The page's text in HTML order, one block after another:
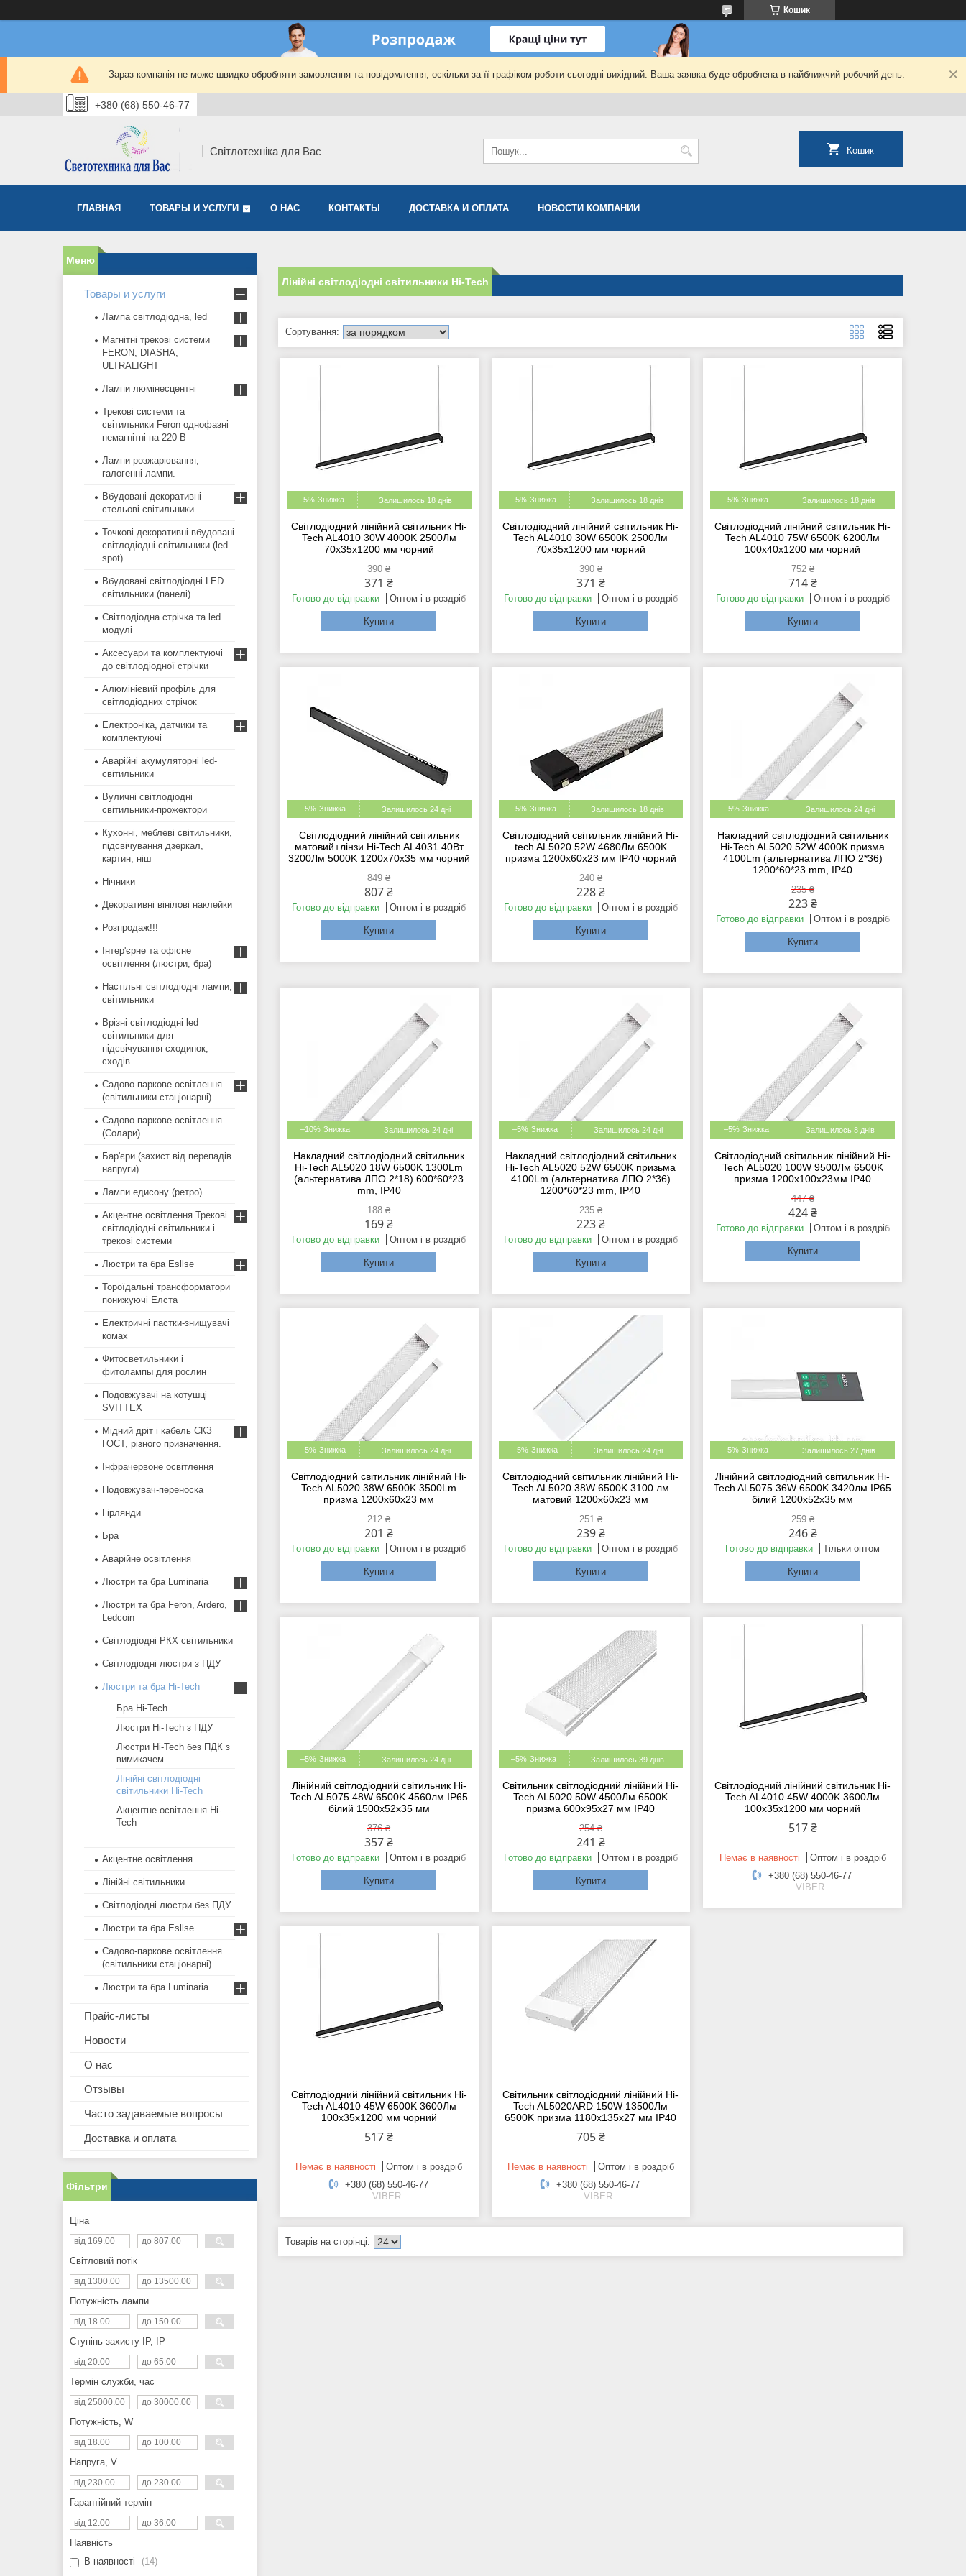
Кошик
Зараз компанія не може швидко обробляти замовлення та повідомлення, оскільки за її графіком роботи сьогодні вихідний. Ваша заявка буде оброблена в найближчий робочий день.
+380 (68) 550-46-77
Світлотехніка для Вас Кошик
ГЛАВНАЯ ТОВАРЫ И УСЛУГИ О НАС КОНТАКТЫ ДОСТАВКА И ОПЛАТА НОВОСТИ КОМПАНИИ
Лінійні світлодіодні світильники Hi-Tech
–5% Залишилось 18 днів
Світлодіодний лінійний світильник Hi-
Tech AL4010 30W 4000K 2500Лм
70х35х1200 мм чорний
390 ₴
371 ₴
Готово до відправки Оптом і в роздріб
Купити
–5% Залишилось 18 днів
Світлодіодний лінійний світильник Hi-
Tech AL4010 30W 6500K 2500Лм
70х35х1200 мм чорний
390 ₴
371 ₴
Готово до відправки Оптом і в роздріб
Купити
–5% Залишилось 18 днів
Світлодіодний лінійний світильник Hi-
Tech AL4010 75W 6500K 6200Лм
100х40х1200 мм чорний
752 ₴
714 ₴
Готово до відправки Оптом і в роздріб
Купити
–5% Залишилось 24 дні
Світлодіодний лінійний світильник
матовий+лінзи Hi-Tech AL4031 40Вт
3200Лм 5000K 1200х70х35 мм чорний
849 ₴
807 ₴
Готово до відправки Оптом і в роздріб
Купити
–5% Залишилось 18 днів
Світлодіодний світильник лінійний Hi-
tech AL5020 52W 4680Лм 6500K
призма 1200x60x23 мм IP40 чорний
240 ₴
228 ₴
Готово до відправки Оптом і в роздріб
Купити
–5% Залишилось 24 дні
Накладний світлодіодний світильник
Hi-Tech AL5020 52W 4000К призма
4100Lm (альтернатива ЛПО 2*36)
1200*60*23 mm, IP40
235 ₴
223 ₴
Готово до відправки Оптом і в роздріб
Купити
–10% Залишилось 24 дні
Накладний світлодіодний світильник
Hi-Tech AL5020 18W 6500K 1300Lm
(альтернатива ЛПО 2*18) 600*60*23
mm, IP40
188 ₴
169 ₴
Готово до відправки Оптом і в роздріб
Купити
–5% Залишилось 24 дні
Накладний світлодіодний світильник
Hi-Tech AL5020 52W 6500K призьма
4100Lm (альтернатива ЛПО 2*36)
1200*60*23 mm, IP40
235 ₴
223 ₴
Готово до відправки Оптом і в роздріб
Купити
–5% Залишилось 8 днів
Світлодіодний світильник лінійний Hi-
Tech AL5020 100W 9500Лм 6500K
призма 1200x100x23мм IP40
447 ₴
424 ₴
Готово до відправки Оптом і в роздріб
Купити
–5% Залишилось 24 дні
Світлодіодний світильник лінійний Hi-
Tech AL5020 38W 6500K 3500Lm
призма 1200x60x23 мм
212 ₴
201 ₴
Готово до відправки Оптом і в роздріб
Купити
–5% Залишилось 24 дні
Світлодіодний світильник лінійний Hi-
Tech AL5020 38W 6500K 3100 лм
матовий 1200х60х23 мм
251 ₴
239 ₴
Готово до відправки Оптом і в роздріб
Купити
–5% Залишилось 27 днів
Лінійний світлодіодний світильник Hi-
Tech AL5075 36W 6500K 3420лм IP65
білий 1200х52х35 мм
259 ₴
246 ₴
Готово до відправки Тільки оптом
Купити
–5% Залишилось 24 дні
Лінійний світлодіодний світильник Hi-
Tech AL5075 48W 6500K 4560лм IP65
білий 1500х52х35 мм
376 ₴
357 ₴
Готово до відправки Оптом і в роздріб
Купити
–5% Залишилось 39 днів
Світильник світлодіодний лінійний Hi-
Tech AL5020 50W 4500Лм 6500K
призма 600х95х27 мм IP40
254 ₴
241 ₴
Готово до відправки Оптом і в роздріб
Купити
Світлодіодний лінійний світильник Hi-
Tech AL4010 45W 4000K 3600Лм
100х35х1200 мм чорний
517 ₴
Немає в наявності
Оптом і в роздріб
+380 (68) 550-46-77
VIBER
Світлодіодний лінійний світильник Hi-
Tech AL4010 45W 6500K 3600Лм
100х35х1200 мм чорний
517 ₴
Немає в наявності
Оптом і в роздріб
+380 (68) 550-46-77
VIBER
Світильник світлодіодний лінійний Hi-
Tech AL5020ARD 150W 13500Лм
6500K призма 1180x135x27 мм IP40
705 ₴
Немає в наявності
Оптом і в роздріб
+380 (68) 550-46-77
VIBER
Товары и услуги
Лампа світлодіодна, led
Магнітні трекові системи
FERON, DIASHA,
ULTRALIGHT
Лампи люмінесцентні
Трекові системи та
світильники Feron однофазні
немагнітні на 220 В
Лампи розжарювання,
галогенні лампи.
Вбудовані декоративні
стельові світильники
Точкові декоративні вбудовані
світлодіодні світильники (led
spot)
Вбудовані світлодіодні LED
світильники (панелі)
Світлодіодна стрічка та led
модулі
Аксесуари та комплектуючі
до світлодіодної стрічки
Алюмінієвий профіль для
світлодіодних стрічок
Електроніка, датчики та
комплектуючі
Аварійні акумуляторні led-
світильники
Вуличні світлодіодні
світильники-прожектори
Кухонні, меблеві світильники,
підсвічування дзеркал,
картин, ніш
Нічники
Декоративні вінілові наклейки
Розпродаж!!!
Інтер'єрне та офісне
освітлення (люстри, бра)
Настільні світлодіодні лампи,
світильники
Врізні світлодіодні led
світильники для
підсвічування сходинок,
сходів.
Садово-паркове освітлення
(світильники стаціонарні)
Садово-паркове освітлення
(Солари)
Бар'єри (захист від перепадів
напруги)
Лампи едисону (ретро)
Акцентне освітлення.Трекові
світлодіодні світильники і
трекові системи
Люстри та бра Esllse
Тороїдальні трансформатори
понижуючі Елста
Електричні пастки-знищувачі
комах
Фитосветильники і
фитолампы для рослин
Подовжувачі на котушці
SVITTEX
Мідний дріт і кабель СКЗ
ГОСТ, різного призначення.
Інфрачервоне освітлення
Подовжувач-переноска
Гірлянди
Бра
Аварійне освітлення
Люстри та бра Luminaria
Люстри та бра Feron, Ardero,
Ledcoin
Світлодіодні РКХ світильники
Світлодіодні люстри з ПДУ
Люстри та бра Hi-Tech
Бра Hi-Tech
Люстри Hi-Tech з ПДУ
Люстри Hi-Tech без ПДК з
вимикачем
Лінійні світлодіодні
світильники Hi-Tech
Акцентне освітлення Hi-
Tech
Акцентне освітлення
Лінійні світильники
Світлодіодні люстри без ПДУ
Люстри та бра Esllse
Садово-паркове освітлення
(світильники стаціонарні)
Люстри та бра Luminaria
Прайс-листы
Новости
О нас
Отзывы
Часто задаваемые вопросы
Доставка и оплата
Фільтри
Ціна
Світловий потік
Потужність лампи
Ступінь захисту IP, IP
Термін служби, час
Потужність, W
Напруга, V
Гарантійний термін
Наявність
В наявності
14